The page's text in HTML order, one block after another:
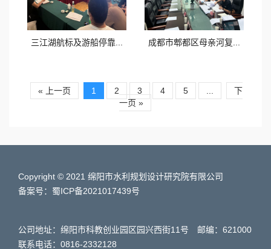
三江湖航标及游船停靠... 成都市郫都区母亲河复...
« 上一页 1 2 3 4 5
下
一页 »
Copyright © 2021 绵阳市水利规划设计研究院有限公司
备案号：蜀ICP备2021017439号
公司地址：绵阳市科教创业园区园兴西街11号 邮编：621000
联系电话：0816-2332128